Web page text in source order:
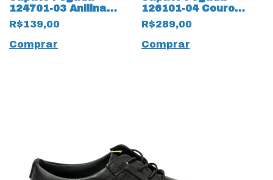
124701-03 Anilina
Brown com palmilha
Amortech
R$139,00
Comprar
126101-04 Couro
Mestiço 14117 Pinhão
R$289,00
Comprar